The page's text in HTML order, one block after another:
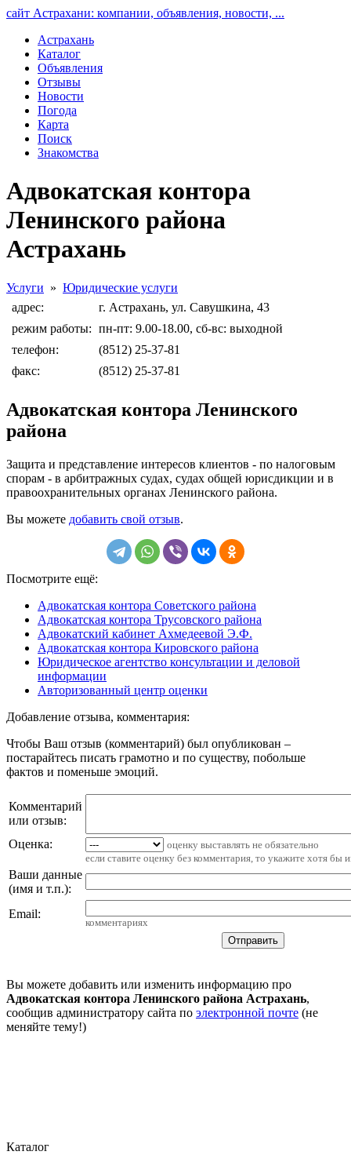
сайт Астрахани: компании, объявления, новости, ...
Астрахань
Каталог
Объявления
Отзывы
Новости
Погода
Карта
Поиск
Знакомства
Адвокатская контора
Ленинского района
Астрахань
Услуги » Юридические услуги
адрес:
г. Астрахань, ул. Савушкина, 43
режим работы: пн-пт: 9.00-18.00, сб-вс: выходной
телефон:
(8512) 25-37-81
факс:
(8512) 25-37-81
Адвокатская контора Ленинского
района
Защита и представление интересов клиентов - по налоговым
спорам - в арбитражных судах, судах общей юрисдикции и в
правоохранительных органах Ленинского района.
Вы можете добавить свой отзыв.
Посмотрите ещё:
Адвокатская контора Советского района
Адвокатская контора Трусовского района
Адвокатский кабинет Ахмедеевой Э.Ф.
Адвокатская контора Кировского района
Юридическое агентство консультации и деловой
информации
Авторизованный центр оценки
Добавление отзыва, комментария:
Чтобы Ваш отзыв (комментарий) был опубликован –
постарайтесь писать грамотно и по существу, побольше
фактов и поменьше эмоций.
Комментарий
или отзыв:
Оценка:
оценку выставлять не обязательно
если ставите оценку без комментария, то укажите хотя бы
Ваши данные
(имя и т.п.):
Email:
комментариях
Вы можете добавить или изменить информацию про
Адвокатская контора Ленинского района Астрахань,
сообщив администратору сайта по электронной почте (не
меняйте тему!)
Каталог